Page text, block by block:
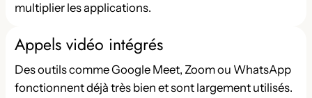
multiplier les applications.
Appels vidéo intégrés
Des outils comme Google Meet, Zoom ou WhatsApp
fonctionnent déjà très bien et sont largement utilisés.